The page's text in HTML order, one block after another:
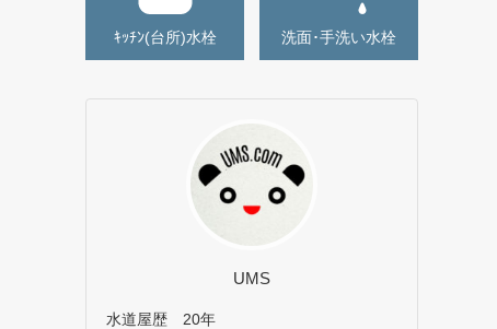
ｷｯﾁﾝ(台所)水栓 洗面･手洗い水栓
UMS
水道屋歴 20年